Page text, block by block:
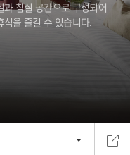
침실 공간으로 구성되어
을 즐길 수 있습니다.